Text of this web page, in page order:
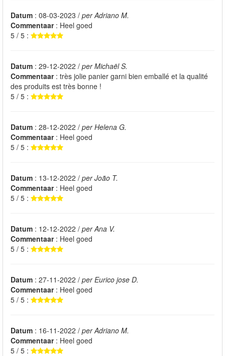
Datum : 08-03-2023 / per Adriano M.
Commentaar: Heel goed
5 / 5 :
Datum : 29-12-2022 / per Michaël S.
Commentaar: très jolie panier garni bien emballé et la qualité
des produits est très bonne !
5 / 5 :
Datum : 28-12-2022 / per Helena G.
Commentaar: Heel goed
5 / 5 :
Datum : 13-12-2022 / per João T.
Commentaar: Heel goed
5 / 5 :
Datum : 12-12-2022 / per Ana V.
Commentaar: Heel goed
5 / 5 :
Datum : 27-11-2022 / per Eurico jose D.
Commentaar: Heel goed
5 / 5 :
Datum : 16-11-2022 / per Adriano M.
Commentaar: Heel goed
5 / 5 :